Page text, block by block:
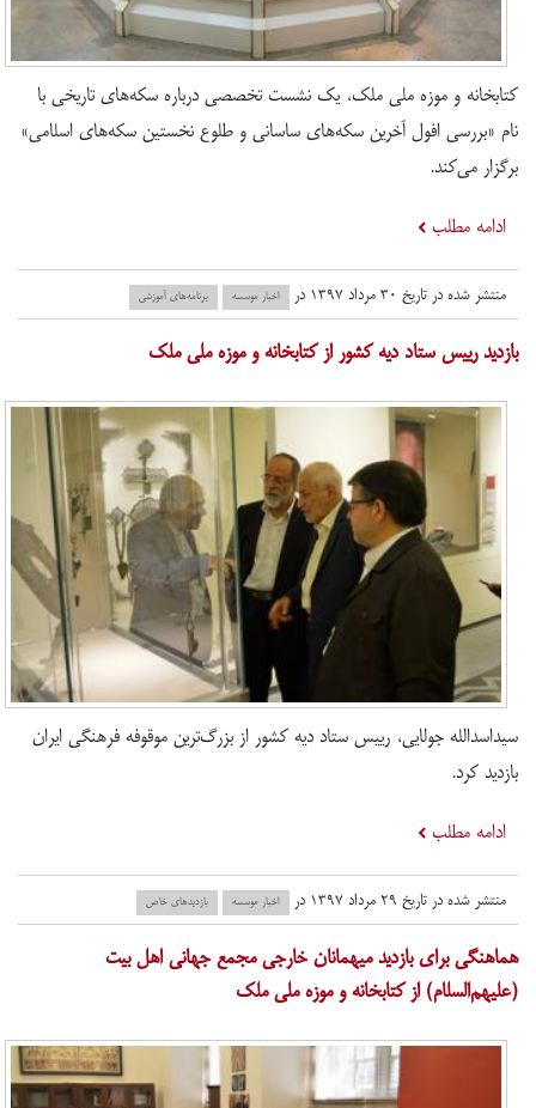
کتابخانه و موزه ملی ملک، یک نشست تخصصی درباره سکه‌های تاریخی با
نام «بررسی افول آخرین سکه‌های ساسانی و طلوع نخستین سکه‌های اسلامی»
برگزار می‌کند.
ادامه مطلب
منتشر شده در تاریخ ۳۰ مرداد ۱۳۹۷ در اخبار موسسه برنامه‌های آموزشی
​بازدید رییس ستاد دیه کشور از کتابخانه و موزه ملی ملک
سیداسدالله جولایی، رییس ستاد دیه کشور از بزرگ‌ترین موقوفه فرهنگی ایران
بازدید کرد.
ادامه مطلب
منتشر شده در تاریخ ۲۹ مرداد ۱۳۹۷ در اخبار موسسه بازدید‌های خاص
هماهنگی برای بازدید میهمانان خارجی مجمع جهانی اهل بیت
(علیهم‌السلام) از کتابخانه و موزه ملی ملک